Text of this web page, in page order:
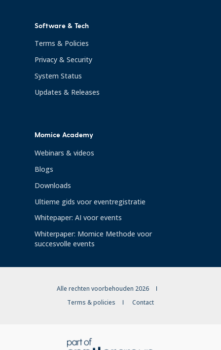
Software & Tech
Terms & Policies
Privacy & Security
System Status
Updates & Releases
Momice Academy
Webinars & videos
Blogs
Downloads
Ultieme gids voor eventregistratie
Whitepaper: AI voor events
Whiterpaper: Momice Methode voor
succesvolle events
Alle rechten voorbehouden 2026
Terms & policies
Contact